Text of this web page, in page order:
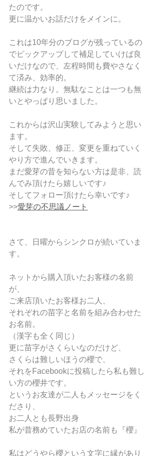
たのです。
更に温かいお話だけをメインに。
これは10年分のブログが残っているの
でピックアップして補足していけば良
いだけなので、左程時間も費やさなく
て済み、効率的。
継続は力なり。無駄なことは一つも無
いとやっぱり思いました。
これからは沢山実験してみようと思い
ます。
そして失敗、修正、変更を重ねていく
やり方で進んでいきます。
まだ愛芽の昔を知らない方は是非、読
んでみ頂けたら嬉しいです♪
そしてフォロー頂けたら幸いです♪
>>愛芽の不思議ノート
さて、日曜からシンクロが続いていま
す。
ネットから購入頂いたお客様の名前
が、
ご来店頂いたお客様お二人、
それぞれの苗字と名前を組み合わせた
お名前。
（漢字も全く同じ）
更に苗字がさくらいなのだけど、
さくらは難しいほうの櫻で、
それをFacebookに投稿したら私も難し
い方の櫻井です。
というお友達が二人もメッセージをく
ださり、
お二人とも長野出身
私が昔務めていたお店の名前も『櫻』
私はどうやら櫻という文字に縁があり